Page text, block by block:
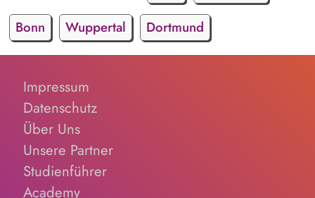
Bonn
Wuppertal Dortmund
Impressum
Datenschutz
Über Uns
Unsere Partner
Studienführer
Academy